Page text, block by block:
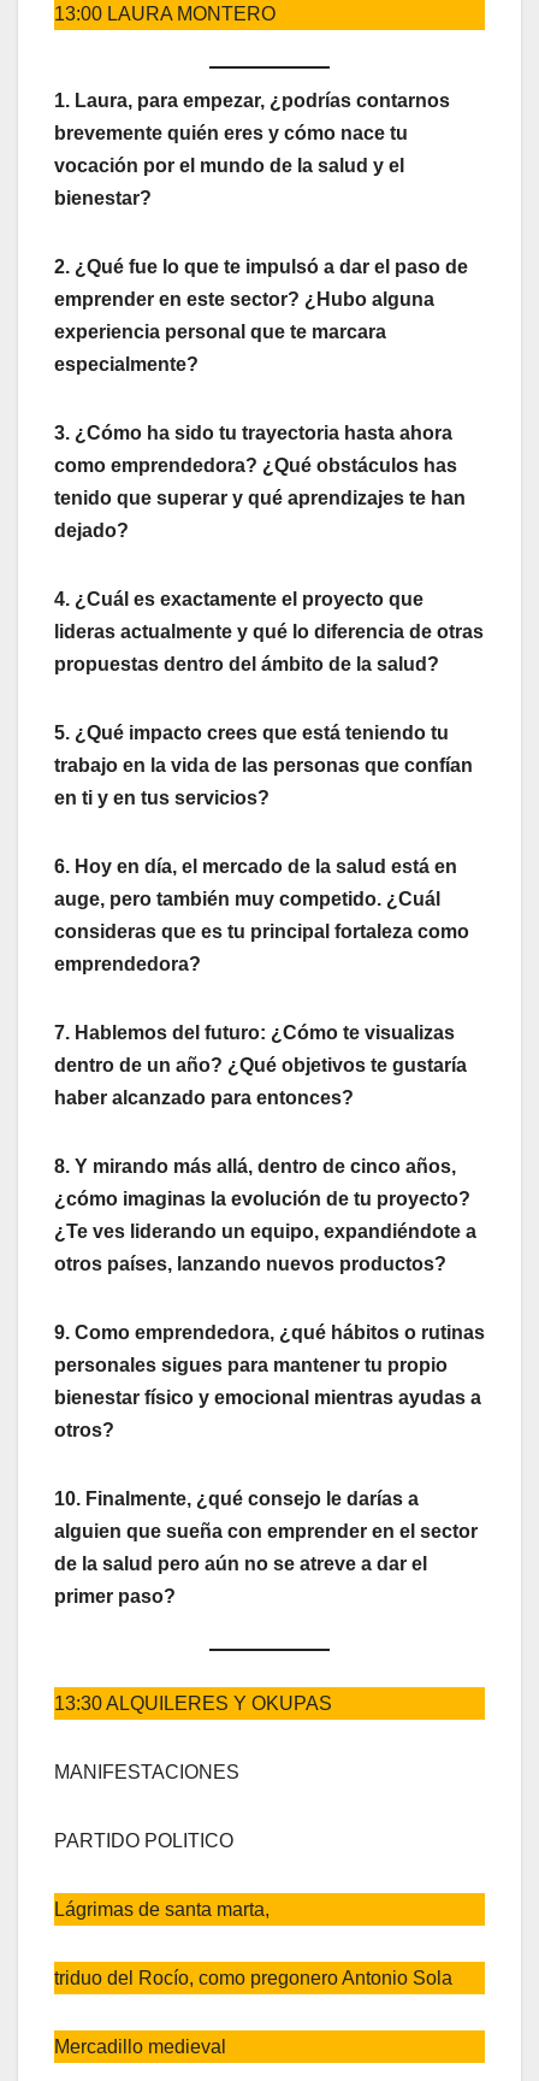
13:00 LAURA MONTERO
1. Laura, para empezar, ¿podrías contarnos
brevemente quién eres y cómo nace tu
vocación por el mundo de la salud y el
bienestar?
2. ¿Qué fue lo que te impulsó a dar el paso de
emprender en este sector? ¿Hubo alguna
experiencia personal que te marcara
especialmente?
3. ¿Cómo ha sido tu trayectoria hasta ahora
como emprendedora? ¿Qué obstáculos has
tenido que superar y qué aprendizajes te han
dejado?
4. ¿Cuál es exactamente el proyecto que
lideras actualmente y qué lo diferencia de otras
propuestas dentro del ámbito de la salud?
5. ¿Qué impacto crees que está teniendo tu
trabajo en la vida de las personas que confían
en ti y en tus servicios?
6. Hoy en día, el mercado de la salud está en
auge, pero también muy competido. ¿Cuál
consideras que es tu principal fortaleza como
emprendedora?
7. Hablemos del futuro: ¿Cómo te visualizas
dentro de un año? ¿Qué objetivos te gustaría
haber alcanzado para entonces?
8. Y mirando más allá, dentro de cinco años,
¿cómo imaginas la evolución de tu proyecto?
¿Te ves liderando un equipo, expandiéndote a
otros países, lanzando nuevos productos?
9. Como emprendedora, ¿qué hábitos o rutinas
personales sigues para mantener tu propio
bienestar físico y emocional mientras ayudas a
otros?
10. Finalmente, ¿qué consejo le darías a
alguien que sueña con emprender en el sector
de la salud pero aún no se atreve a dar el
primer paso?
13:30 ALQUILERES Y OKUPAS
MANIFESTACIONES
PARTIDO POLITICO
Lágrimas de santa marta,
triduo del Rocío, como pregonero Antonio Sola
Mercadillo medieval